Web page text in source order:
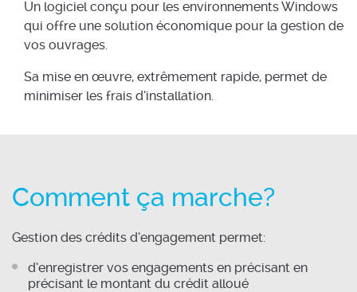
Un logiciel conçu pour les environnements Windows
qui offre une solution économique pour la gestion de
vos ouvrages.
Sa mise en œuvre, extrêmement rapide, permet de
minimiser les frais d’installation.
Comment ça marche?
Gestion des crédits d’engagement permet:
d’enregistrer vos engagements en précisant en
précisant le montant du crédit alloué